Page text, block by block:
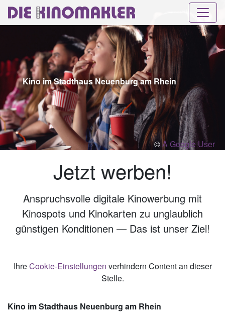
Kino im Stadthaus Neuenburg am Rhein
©A Google User
Jetzt werben!
Anspruchsvolle digitale Kinowerbung mit
Kinospots und Kinokarten zu unglaublich
günstigen Konditionen — Das ist unser Ziel!
IhreCookie-Einstellungen verhindern Content an dieser
Stelle.
Kino im Stadthaus Neuenburg am Rhein